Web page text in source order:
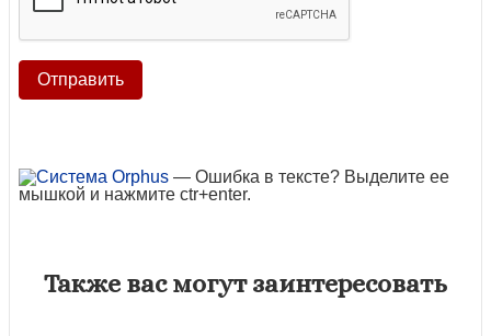
— Ошибка в тексте? Выделите ее
мышкой и нажмите ctr+enter.
Также вас могут заинтересовать